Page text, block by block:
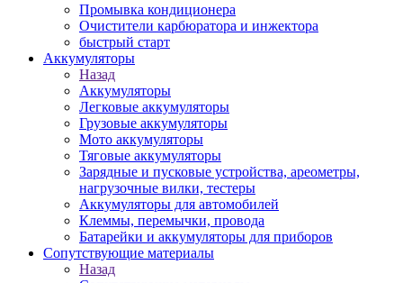
Промывка кондиционера
Очистители карбюратора и инжектора
быстрый старт
Аккумуляторы
Назад
Аккумуляторы
Легковые аккумуляторы
Грузовые аккумуляторы
Мото аккумуляторы
Тяговые аккумуляторы
Зарядные и пусковые устройства, ареометры,
нагрузочные вилки, тестеры
Аккумуляторы для автомобилей
Клеммы, перемычки, провода
Батарейки и аккумуляторы для приборов
Сопутствующие материалы
Назад